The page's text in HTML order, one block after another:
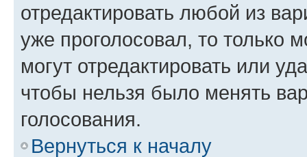
отредактировать любой из
уже проголосовал, то только
могут отредактировать или
чтобы нельзя было менять
голосования.
Вернуться к началу